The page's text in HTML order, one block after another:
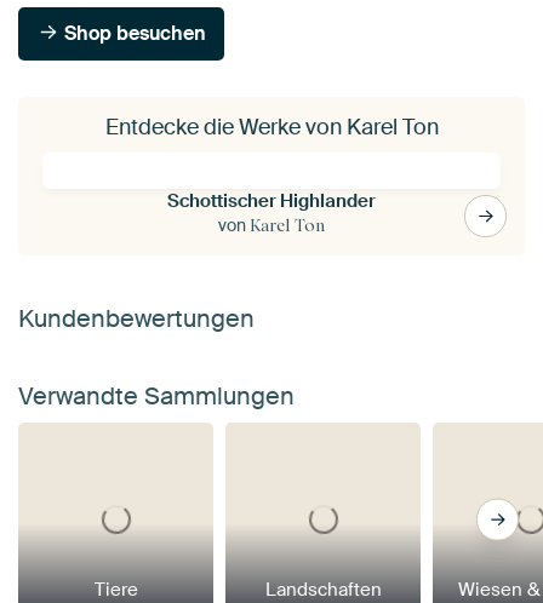
Shop besuchen
Entdecke die Werke von Karel Ton
Schottischer Highlander
von Karel Ton
Kundenbewertungen
Verwandte Sammlungen
Tiere Landschaften Wiesen